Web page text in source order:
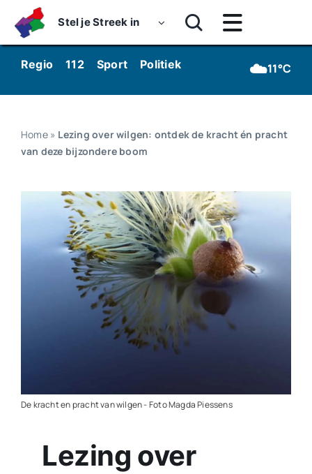
content
Stel je Streek in
Toggle
Navigatie
Home
Nieuws
Werken bij Streekomroep ‘De Werven’
Regio 112 Sport Politiek Kunst & Cultuur
☁️11°C
Home» Lezing over wilgen: ontdek de kracht én pracht
van deze bijzondere boom
De kracht en pracht van wilgen - Foto Magda Piessens
Lezing over